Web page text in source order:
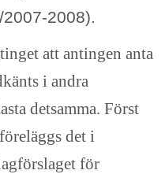
2008).
att antingen anta
i andra
detsamma. Först
det i
för